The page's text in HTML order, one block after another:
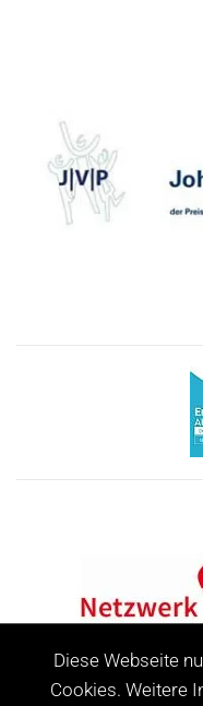
Diese Webseite
Cookies. Weitere